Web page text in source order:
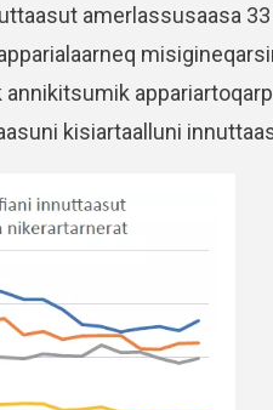
amerlassusaasa
kisiartaalluni